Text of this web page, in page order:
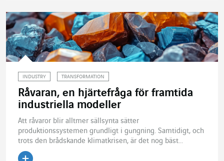
INDUSTRY TRANSFORMATION
Råvaran, en hjärtefråga för framtida
industriella modeller
Att råvaror blir alltmer sällsynta sätter
produktionssystemen grundligt i gungning. Samtidigt, och
trots den brådskande klimatkrisen, är det nog bäst...